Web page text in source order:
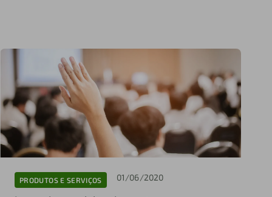
PRODUTOS E SERVIÇOS 01/06/2020